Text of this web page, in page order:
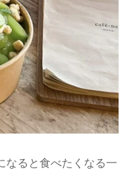
なると食べたくなる一